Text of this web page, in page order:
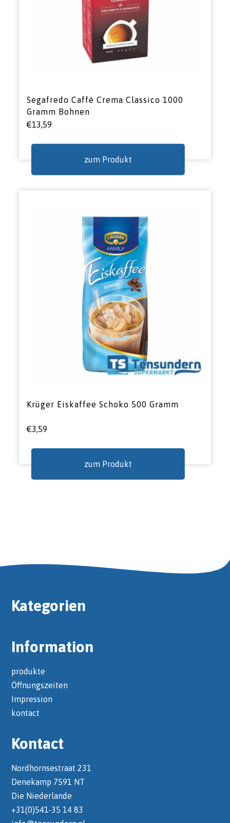
Segafredo Caffè Crema Classico 1000
Gramm Bohnen
€13,59
zum Produkt
Krüger Eiskaffee Schoko 500 Gramm
€3,59
zum Produkt
Kategorien
Information
produkte
Öffnungszeiten
Impression
kontact
Kontact
Nordhornsestraat 231
Denekamp 7591 NT
Die Niederlande
+31(0)541-35 14 83